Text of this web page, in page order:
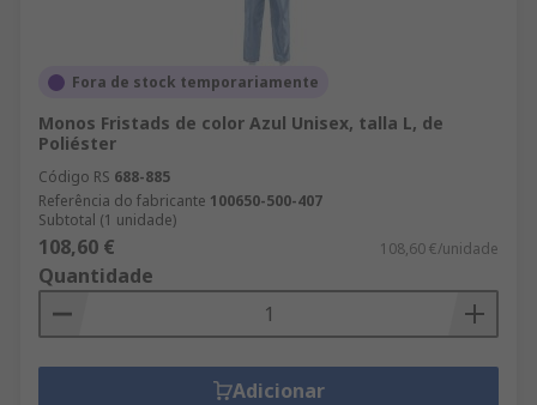
Fora de stock temporariamente
Monos Fristads de color Azul Unisex, talla L, de
Poliéster
Código RS 688-885
Referência do fabricante 100650-500-407
Subtotal (1 unidade)
108,60 € 108,60 €/unidade
Quantidade
Adicionar